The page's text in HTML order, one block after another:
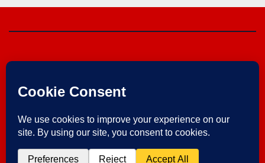
Herzebrocker SV
von 1925 e.V.